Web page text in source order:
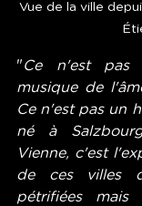
Vue de la ville
"Ce n'est pas
musique de
Ce n'est pas un
né à
Vienne, c'est
de ces villes
pétrifiées mais